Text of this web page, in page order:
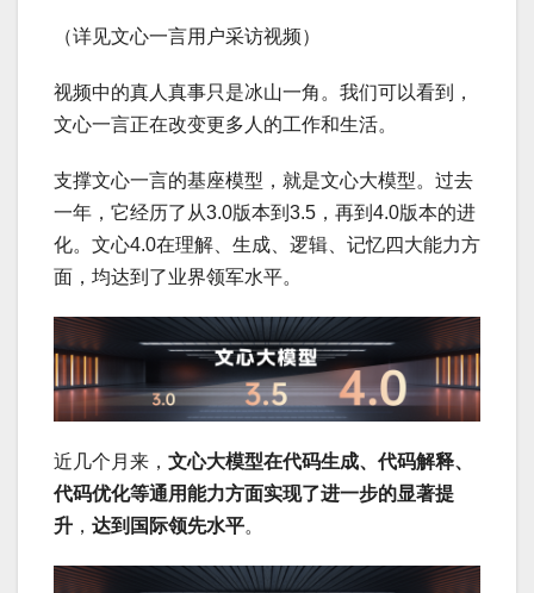
（详见文心一言用户采访视频）
视频中的真人真事只是冰山一角。我们可以看到，
文心一言正在改变更多人的工作和生活。
支撑文心一言的基座模型，就是文心大模型。过去
一年，它经历了从3.0版本到3.5，再到4.0版本的进
化。文心4.0在理解、生成、逻辑、记忆四大能力方
面，均达到了业界领军水平。
近几个月来， 文心大模型在代码生成、代码解释、
代码优化等通用能力方面实现了进一步的显著提
升 ， 达到国际领先水平。